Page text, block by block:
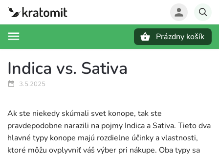
Prázdny košík
Indica vs. Sativa
3.5.2025
Ak ste niekedy skúmali svet konope, tak ste
pravdepodobne narazili na pojmy Indica a Sativa. Tieto dva
hlavné typy konope majú rozdielne účinky a vlastnosti,
ktoré môžu ovplyvniť váš výber pri nákupe. Oba typy sa